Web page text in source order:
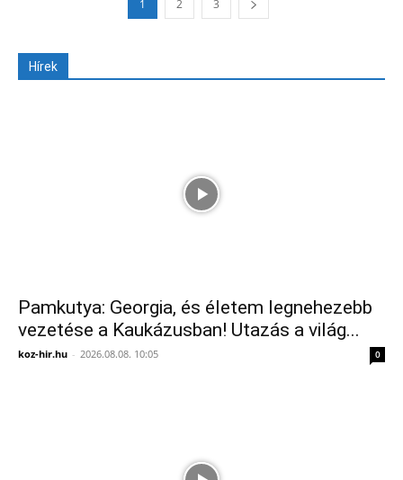
1 2 3
Hírek
Pamkutya: Georgia, és életem legnehezebb
vezetése a Kaukázusban! Utazás a világ...
koz-hir.hu - 2026.08.08. 10:05 0